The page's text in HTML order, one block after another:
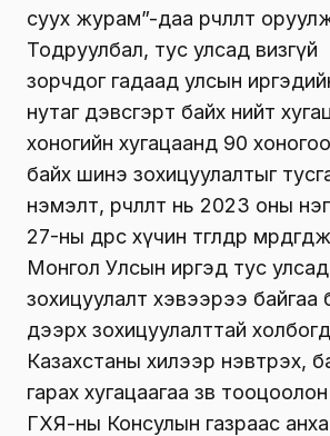
суух журам”-даа өөрчлөлт
Тодруулбал, тус улсад визгүй
зорчдог гадаад улсын
нутаг дэвсгэрт байх нийт
хоногийн хугацаанд 90
байх шинэ зохицуулалтыг
нэмэлт, өөрчлөлт нь 2023 оны
27-ны өдрөөс хүчин төгөлдөр
Монгол Улсын иргэд тус улсад
зохицуулалт хэвээрээ байгаа
дээрх зохицуулалттай
Казахстаны хилээр нэвтрэх,
гарах хугацаагаа зөв
ГХЯ-ны Консулын газраас